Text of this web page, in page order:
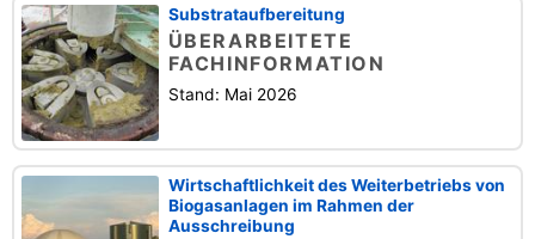
Substrataufbereitung
ÜBERARBEITETE
FACHINFORMATION
Stand: Mai 2026
Wirtschaftlichkeit des Weiterbetriebs von
Biogasanlagen im Rahmen der
Ausschreibung